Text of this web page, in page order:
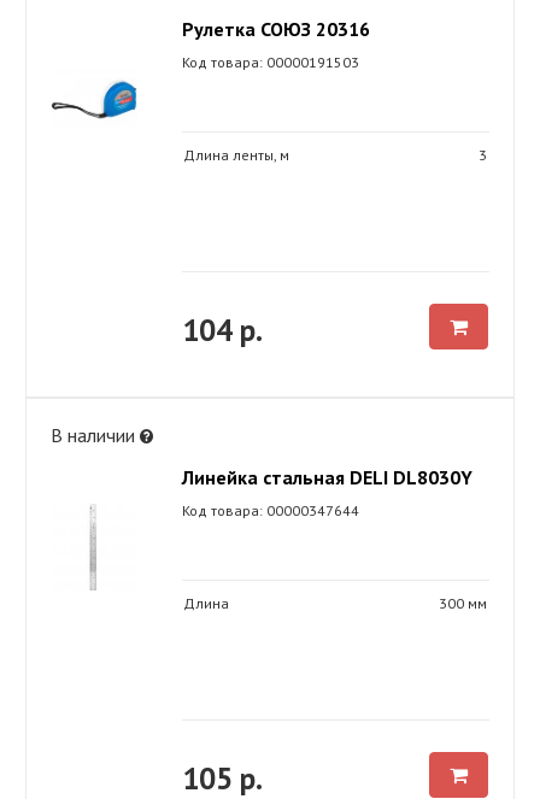
Рулетка СОЮЗ 20316
Код товара: 00000191503
Длина ленты, м 3
104 р.
В наличии
Линейка стальная DELI DL8030Y
Код товара: 00000347644
Длина 300 мм
105 р.